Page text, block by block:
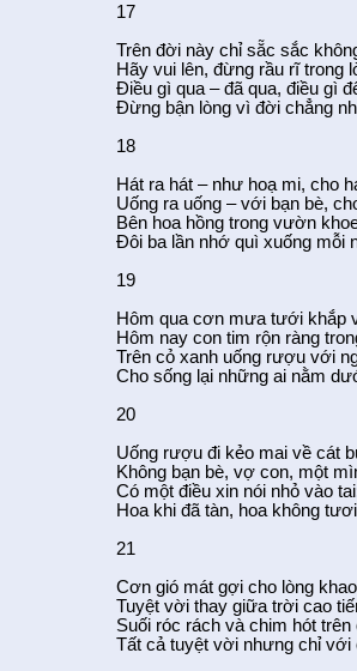
17
Trên đời này chỉ sẵc sắc
Hãy vui lên, đừng rầu rĩ trong
Điều gì qua – đã qua, điều gì
Đừng bận lòng vì đời chẳng
18
Hát ra hát – như hoạ mi, cho
Uống ra uống – với bạn bè,
Bên hoa hồng trong vườn
Đôi ba lần nhớ quì xuống mỗi
19
Hôm qua cơn mưa tưới khắp
Hôm nay con tim rộn ràng
Trên cỏ xanh uống rượu với
Cho sống lại những ai nằm
20
Uống rượu đi kẻo mai về cát
Không bạn bè, vợ con, một
Có một điều xin nói nhỏ vào
Hoa khi đã tàn, hoa không
21
Cơn gió mát gợi cho lòng
Tuyệt vời thay giữa trời cao
Suối róc rách và chim hót trên
Tất cả tuyệt vời nhưng chỉ với